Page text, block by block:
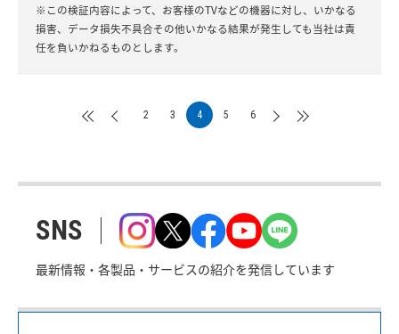
※この検証内容によって、お客様のTVなどの機器に対し、いかなる
損害、データ損失不具合その他いかなる結果が発生しても当社は責
任を負いかねるものとします。
2 3 4 5 6
SNS
最新情報・各製品・サービスの紹介を発信しています